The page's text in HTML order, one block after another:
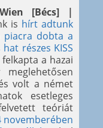
[Bécs] |
is hírt adtunk
piacra dobta a
részes KISS
a hazai
volt a német
esetleges
teóriát
novemberében